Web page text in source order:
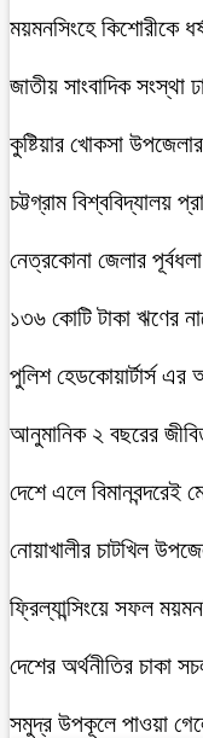
ময়মনসিংহে কিশোরীকে
জাতীয় সাংবাদিক সংস্থা
কুষ্টিয়ার খোকসা
চট্টগ্রাম বিশ্ববিদ্যালয়
নেত্রকোনা জেলার
১৩৬ কোটি টাকা ঋণের
পুলিশ হেডকোয়ার্টার্স
আনুমানিক ২ বছরের
দেশে এলে বিমানবন্দরেই
নোয়াখালীর চাটখিল
ফ্রিল্যান্সিংয়ে সফল
দেশের অর্থনীতির চাকা
সমুদ্র উপকূলে পাওয়া